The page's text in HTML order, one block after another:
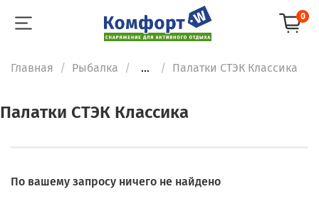
0
Главная Рыбалка ... Палатки СТЭК Классика
Палатки СТЭК Классика
По вашему запросу ничего не найдено